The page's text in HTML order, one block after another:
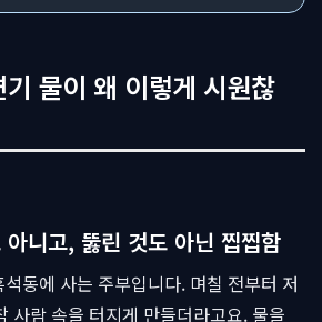
물이 왜 이렇게 시원찮
니고, 뚫린 것도 아닌 찝찝함
동에 사는 주부입니다. 며칠 전부터 저
사람 속을 터지게 만들더라고요. 물을